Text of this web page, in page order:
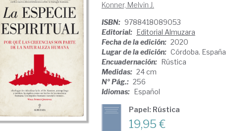
Konner, Melvin J.
ISBN: 9788418089053
Editorial: Editorial Almuzara
Fecha de la edición: 2020
Lugar de la edición: Córdoba. España
Encuadernación: Rústica
Medidas: 24 cm
Nº Pág.: 256
Idiomas: Español
Papel: Rústica
19,95 €